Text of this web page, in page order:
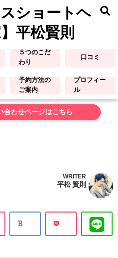
スショートヘ
平松賢則
５つのこだ
わり
口コミ
予約方法の
ご案内
プロフィー
ル
合わせページはこちら
WRITER
平松 賢則